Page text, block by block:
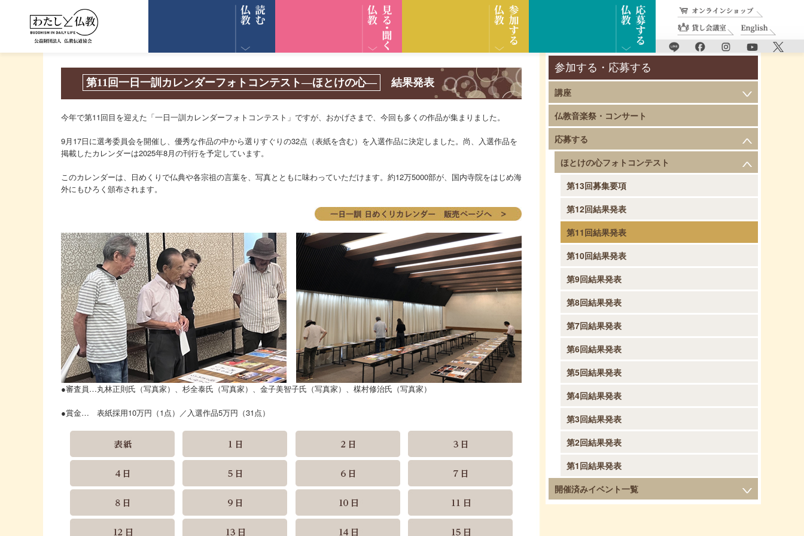
第11回一日一訓カレンダーフォトコンテスト―ほとけの心― 結果発表
今年で第11回目を迎えた「一日一訓カレンダーフォトコンテスト」ですが、おかげさまで、今回も多くの作品が集まりました。
9月17日に選考委員会を開催し、優秀な作品の中から選りすぐりの32点（表紙を含む）を入選作品に決定しました。尚、入選作品を
掲載したカレンダーは2025年8月の刊行を予定しています。
このカレンダーは、日めくりで仏典や各宗祖の言葉を、写真とともに味わっていただけます。約12万5000部が、国内寺院をはじめ海
外にもひろく頒布されます。
●審査員…丸林正則氏（写真家）、杉全泰氏（写真家）、金子美智子氏（写真家）、楳村修治氏（写真家）
●賞金… 表紙採用10万円（1点）／入選作品5万円（31点）
参加する・応募する
講座
仏教音楽祭・コンサート
応募する
ほとけの心フォトコンテスト
第13回募集要項
第12回結果発表
第11回結果発表
第10回結果発表
第9回結果発表
第8回結果発表
第7回結果発表
第6回結果発表
第5回結果発表
第4回結果発表
第3回結果発表
第2回結果発表
第1回結果発表
開催済みイベント一覧